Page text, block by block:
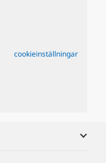
cookieinställningar